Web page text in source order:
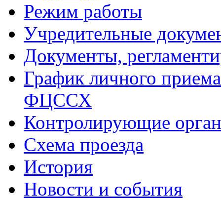
Режим работы
Учредительные
Документы,
График личного
ФЦССХ
Контролирующие
Схема проезда
История
Новости и события